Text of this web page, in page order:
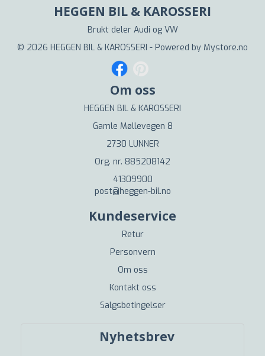
HEGGEN BIL & KAROSSERI
Brukt deler Audi og VW
© 2026 HEGGEN BIL & KAROSSERI - Powered by Mystore.no
Om oss
HEGGEN BIL & KAROSSERI
Gamle Møllevegen 8
2730 LUNNER
Org. nr. 885208142
41309900
post@heggen-bil.no
Kundeservice
Retur
Personvern
Om oss
Kontakt oss
Salgsbetingelser
Nyhetsbrev